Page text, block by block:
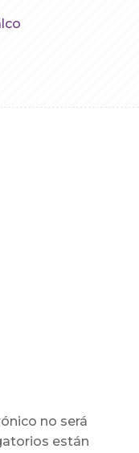
no será
están